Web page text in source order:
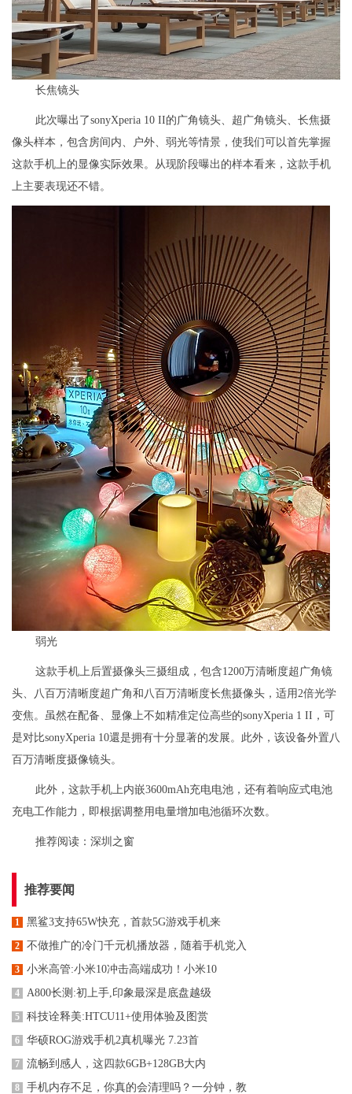
长焦镜头
此次曝出了sonyXperia 10 II的广角镜头、超广角镜头、长焦摄
像头样本，包含房间内、户外、弱光等情景，使我们可以首先掌握
这款手机上的显像实际效果。从现阶段曝出的样本看来，这款手机
上主要表现还不错。
弱光
这款手机上后置摄像头三摄组成，包含1200万清晰度超广角镜
头、八百万清晰度超广角和八百万清晰度长焦摄像头，适用2倍光学
变焦。虽然在配备、显像上不如精准定位高些的sonyXperia 1 II，可
是对比sonyXperia 10還是拥有十分显著的发展。此外，该设备外置八
百万清晰度摄像镜头。
此外，这款手机上内嵌3600mAh充电电池，还有着响应式电池
充电工作能力，即根据调整用电量增加电池循环次数。
推荐阅读： 深圳之窗
推荐要闻
1 黑鲨3支持65W快充，首款5G游戏手机来
2 不做推广的冷门千元机播放器，随着手机党入
3 小米高管:小米10冲击高端成功！小米10
4 A800长测:初上手,印象最深是底盘越级
5 科技诠释美:HTCU11+使用体验及图赏
6 华硕ROG游戏手机2真机曝光 7.23首
7 流畅到感人，这四款6GB+128GB大内
8 手机内存不足，你真的会清理吗？一分钟，教